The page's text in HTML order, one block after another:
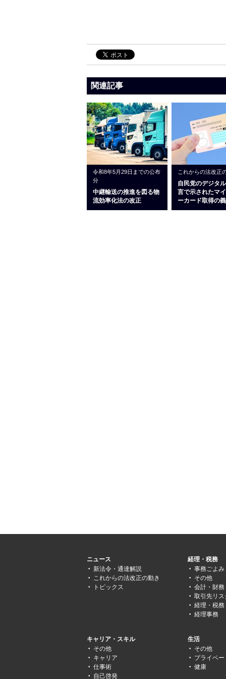
関連記事
令和8年5月29日までの公布
分
中継輸送の推進を図る物
流効率化法の改正
これからの法改正
自民党のデジタ
言で示されたマ
ーカード取得の
ニュース
新法令・通達解説
これからの法改正の動き
トピックス
経理・税務
事務ごよみ
その他
会計・財務
取引先リ
経理・税
経理事務
キャリア・スキル
その他
キャリア
仕事術
自己啓発
生活
その他
プライベー
健康